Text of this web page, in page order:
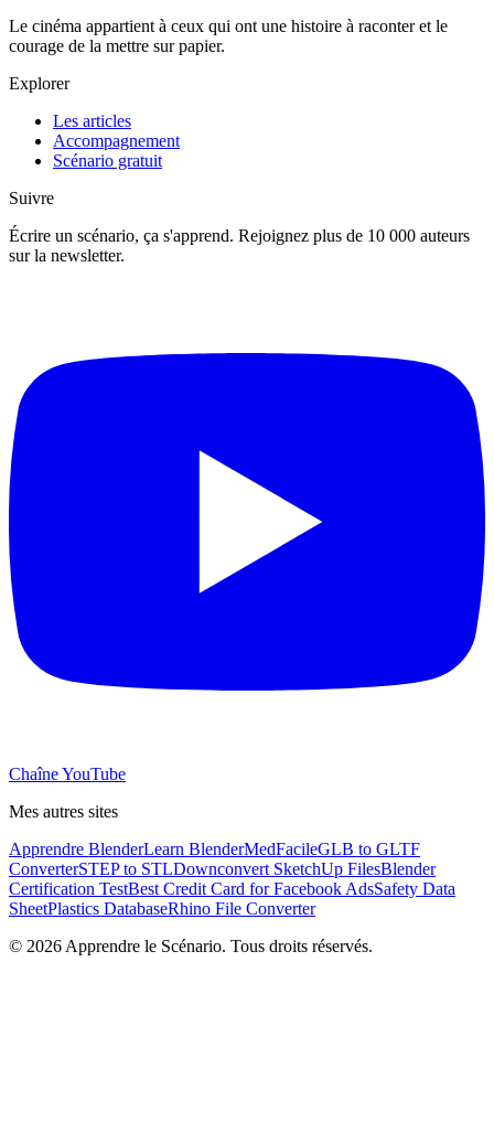
Le cinéma appartient à ceux qui ont une histoire à raconter et le
courage de la mettre sur papier.
Explorer
Les articles
Accompagnement
Scénario gratuit
Suivre
Écrire un scénario, ça s'apprend. Rejoignez plus de 10 000 auteurs
sur la newsletter.
Chaîne YouTube
Mes autres sites
Apprendre BlenderLearn BlenderMedFacileGLB to GLTF
ConverterSTEP to STLDownconvert SketchUp FilesBlender
Certification TestBest Credit Card for Facebook AdsSafety Data
SheetPlastics DatabaseRhino File Converter
© 2026 Apprendre le Scénario. Tous droits réservés.